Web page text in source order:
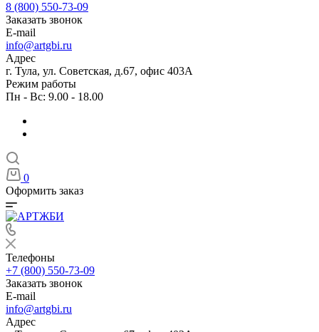
8 (800) 550-73-09
Заказать звонок
E-mail
info@artgbi.ru
Адрес
г. Тула, ул. Советская, д.67, офис 403А
Режим работы
Пн - Вс: 9.00 - 18.00
0
Оформить заказ
Телефоны
+7 (800) 550-73-09
Заказать звонок
E-mail
info@artgbi.ru
Адрес